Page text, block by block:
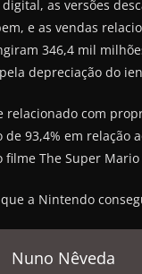
as versões
e as vendas
346,4 mil
depreciação do
relacionado com
de 93,4% em
filme The Super
a Nintendo
Nuno Nêveda